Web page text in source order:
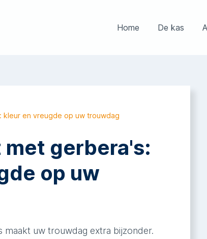
Home De kas
kleur en vreugde op uw trouwdag
gerbera's:
op uw
uw trouwdag extra bijzonder.